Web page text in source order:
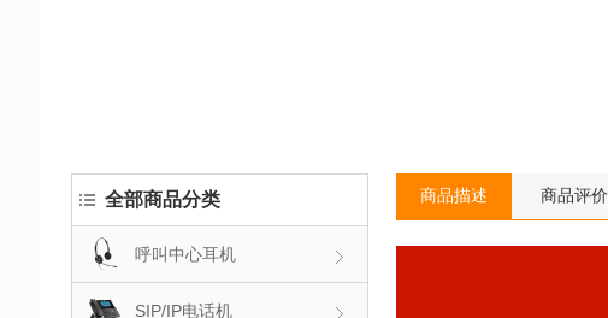
商品描述 商品评价
全部商品分类
呼叫中心耳机
SIP/IP电话机